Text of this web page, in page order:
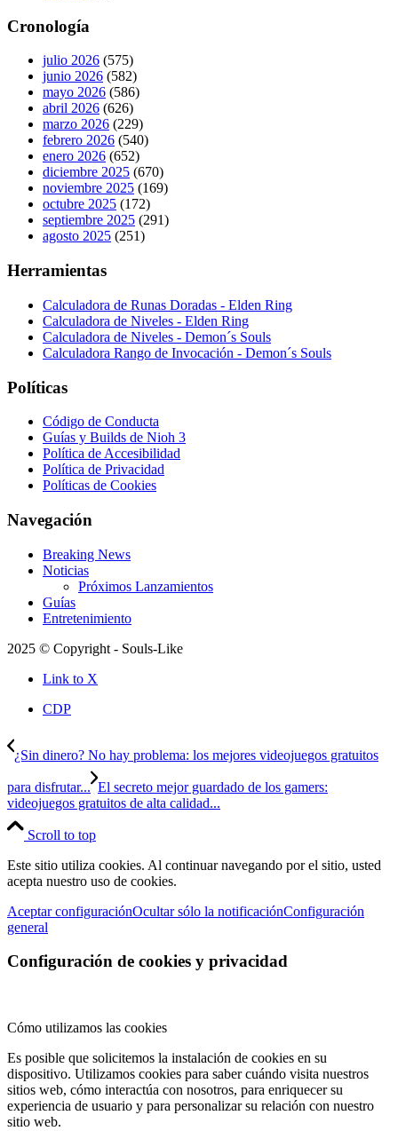
Cronología
julio 2026 (575)
junio 2026 (582)
mayo 2026 (586)
abril 2026 (626)
marzo 2026 (229)
febrero 2026 (540)
enero 2026 (652)
diciembre 2025 (670)
noviembre 2025 (169)
octubre 2025 (172)
septiembre 2025 (291)
agosto 2025 (251)
Herramientas
Calculadora de Runas Doradas - Elden Ring
Calculadora de Niveles - Elden Ring
Calculadora de Niveles - Demon´s Souls
Calculadora Rango de Invocación - Demon´s Souls
Políticas
Código de Conducta
Guías y Builds de Nioh 3
Política de Accesibilidad
Política de Privacidad
Políticas de Cookies
Navegación
Breaking News
Noticias
Próximos Lanzamientos
Guías
Entretenimiento
2025 © Copyright - Souls-Like
Link to X
CDP
¿Sin dinero? No hay problema: los mejores videojuegos gratuitos
para disfrutar... El secreto mejor guardado de los gamers:
videojuegos gratuitos de alta calidad...
Scroll to top
Este sitio utiliza cookies. Al continuar navegando por el sitio, usted
acepta nuestro uso de cookies.
Aceptar configuraciónOcultar sólo la notificaciónConfiguración
general
Configuración de cookies y privacidad
Cómo utilizamos las cookies
Es posible que solicitemos la instalación de cookies en su
dispositivo. Utilizamos cookies para saber cuándo visita nuestros
sitios web, cómo interactúa con nosotros, para enriquecer su
experiencia de usuario y para personalizar su relación con nuestro
sitio web.